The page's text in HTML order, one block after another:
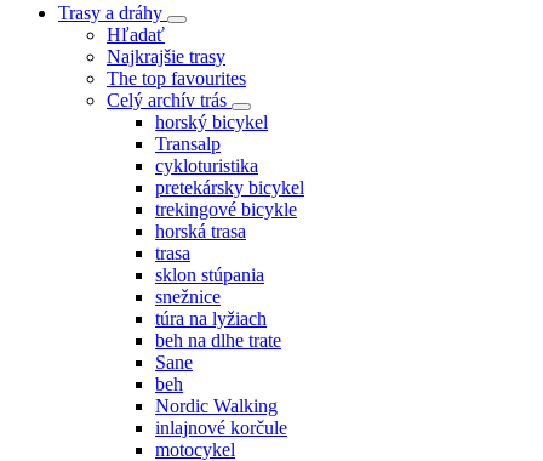
Trasy a dráhy
Hľadať
Najkrajšie trasy
The top favourites
Celý archív trás
horský bicykel
Transalp
cykloturistika
pretekársky bicykel
trekingové bicykle
horská trasa
trasa
sklon stúpania
snežnice
túra na lyžiach
beh na dlhe trate
Sane
beh
Nordic Walking
inlajnové korčule
motocykel